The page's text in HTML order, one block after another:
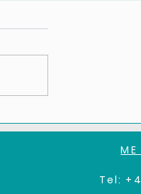
encore d'un sepsis en
Chaque année, 20'000
personnes sont
pour cette infection
4000 y succombent.
Tel: